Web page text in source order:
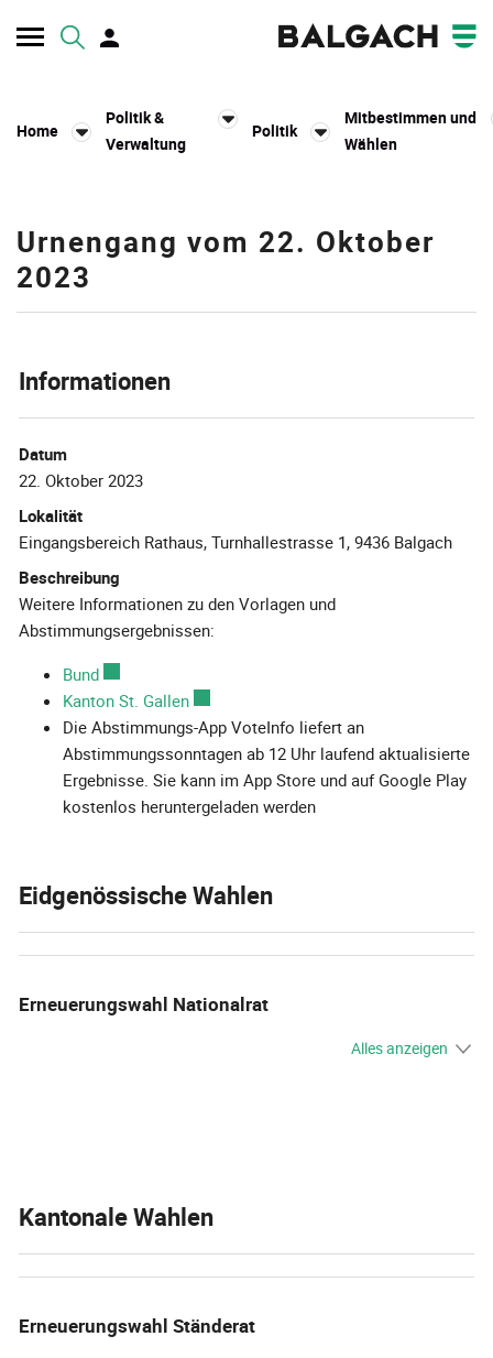
Kopfzeile
Home
Politik &
Verwaltung
Politik
Mitbestimmen und
Wählen
Urnengang vom 22. Oktober
2023
Informationen
Datum
22. Oktober 2023
Lokalität
Eingangsbereich Rathaus, Turnhallestrasse 1, 9436 Balgach
Beschreibung
Weitere Informationen zu den Vorlagen und
Abstimmungsergebnissen:
Bund Externer Link wird in einem neuen Fenster geöffnet.
Kanton St. Gallen Externer Link wird in einem neuen
Die Abstimmungs-App VoteInfo liefert an
Abstimmungssonntagen ab 12 Uhr laufend aktualisierte
Ergebnisse. Sie kann im App Store und auf Google Play
kostenlos heruntergeladen werden
Eidgenössische Wahlen
Erneuerungswahl Nationalrat
Alles anzeigen
Kantonale Wahlen
Erneuerungswahl Ständerat